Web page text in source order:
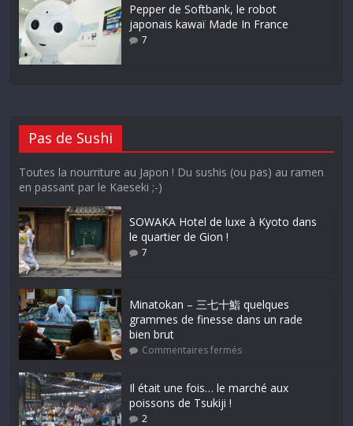
Pepper de Softbank, le robot
japonais kawaï Made In France
7
Pas de Sushi
Toutes la nourriture au Japon ! Du sushis (ou pas) au ramen
en passant par le Kaeseki ;-)
SOWAKA Hotel de luxe à Kyoto dans
le quartier de Gion !
7
Minatokan – 三七十鮨 quelques
grammes de finesse dans un rade
bien brut
Commentaires fermés
Il était une fois… le marché aux
poissons de Tsukiji !
2